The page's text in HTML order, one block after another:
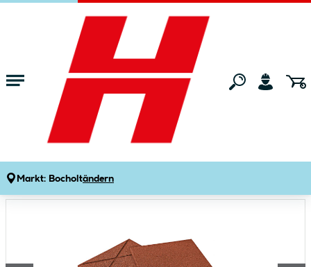
Zum Hauptinhalt springen
Markt: Bocholtändern
Gartenmarkt Gartenspielgeräte
Fallschutzplatte 50 x 50 x 3 cm rot